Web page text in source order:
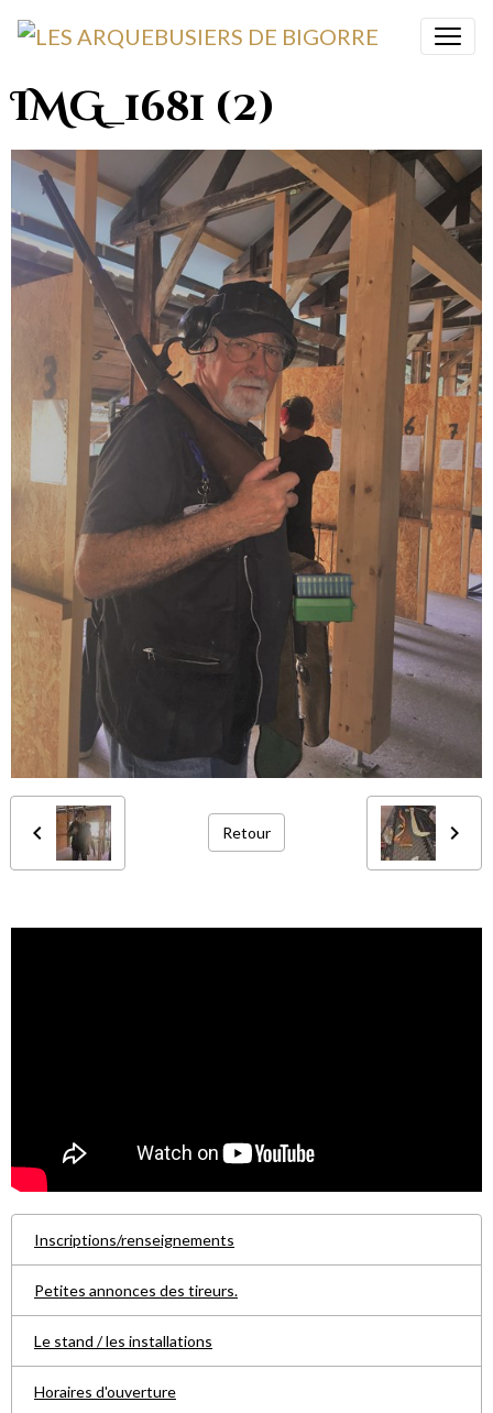
IMG_1681 (2)
Retour
Inscriptions/renseignements
Petites annonces des tireurs.
Le stand / les installations
Horaires d'ouverture